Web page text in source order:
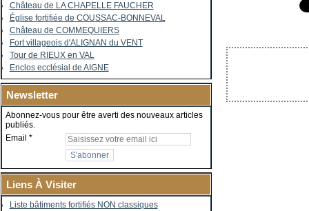
Château de LA CHAPELLE FAUCHER
Église fortifiée de COUSSAC-BONNEVAL
Château de COMMEQUIERS
Fort villageois d'ALIGNAN du VENT
Tour de RIEUX en VAL
Enclos ecclésial de AIGNE
Newsletter
Abonnez-vous pour être averti des nouveaux articles
publiés.
Email
Liens À Visiter
Liste bâtiments fortifiés NON classiques